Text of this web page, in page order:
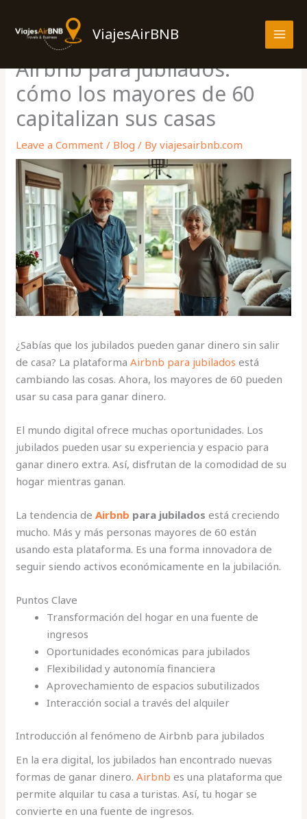
content
ViajesAirBNB
Airbnb para jubilados:
cómo los mayores de 60
capitalizan sus casas
Leave a Comment / Blog / Byviajesairbnb.com
¿Sabías que los jubilados pueden ganar dinero sin salir
de casa? La plataformaAirbnb para jubilados está
cambiando las cosas. Ahora, los mayores de 60 pueden
usar su casa para ganar dinero.
El mundo digital ofrece muchas oportunidades. Los
jubilados pueden usar su experiencia y espacio para
ganar dinero extra. Así, disfrutan de la comodidad de su
hogar mientras ganan.
La tendencia deAirbnb para jubilados está creciendo
mucho. Más y más personas mayores de 60 están
usando esta plataforma. Es una forma innovadora de
seguir siendo activos económicamente en la jubilación.
Puntos Clave
Transformación del hogar en una fuente de
ingresos
Oportunidades económicas para jubilados
Flexibilidad y autonomía financiera
Aprovechamiento de espacios subutilizados
Interacción social a través del alquiler
Introducción al fenómeno de Airbnb para jubilados
En la era digital, los jubilados han encontrado nuevas
formas de ganar dinero.Airbnb es una plataforma que
permite alquilar tu casa a turistas. Así, tu hogar se
convierte en una fuente de ingresos.